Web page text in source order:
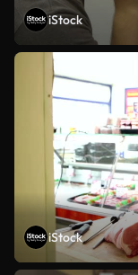
iStock
iStock